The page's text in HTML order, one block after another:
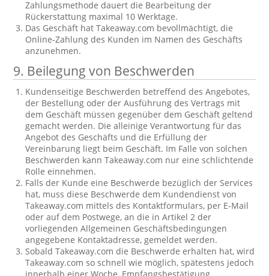
Zahlungsmethode dauert die Bearbeitung der
Rückerstattung maximal 10 Werktage.
Das Geschäft hat Takeaway.com bevollmächtigt, die
Online-Zahlung des Kunden im Namen des Geschäfts
anzunehmen.
9. Beilegung von Beschwerden
Kundenseitige Beschwerden betreffend des Angebotes,
der Bestellung oder der Ausführung des Vertrags mit
dem Geschäft müssen gegenüber dem Geschäft geltend
gemacht werden. Die alleinige Verantwortung für das
Angebot des Geschäfts und die Erfüllung der
Vereinbarung liegt beim Geschäft. Im Falle von solchen
Beschwerden kann Takeaway.com nur eine schlichtende
Rolle einnehmen.
Falls der Kunde eine Beschwerde bezüglich der Services
hat, muss diese Beschwerde dem Kundendienst von
Takeaway.com mittels des Kontaktformulars, per E-Mail
oder auf dem Postwege, an die in Artikel 2 der
vorliegenden Allgemeinen Geschäftsbedingungen
angegebene Kontaktadresse, gemeldet werden.
Sobald Takeaway.com die Beschwerde erhalten hat, wird
Takeaway.com so schnell wie möglich, spätestens jedoch